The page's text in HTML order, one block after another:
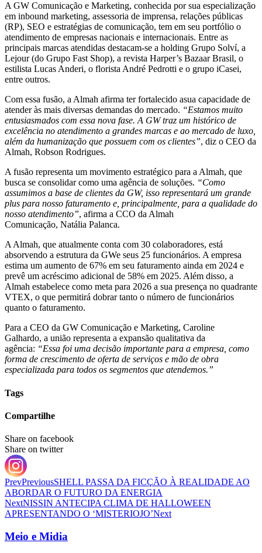
A GW Comunicação e Marketing, conhecida por sua especialização
em inbound marketing, assessoria de imprensa, relações públicas
(RP), SEO e estratégias de comunicação, tem em seu portfólio o
atendimento de empresas nacionais e internacionais. Entre as
principais marcas atendidas destacam-se a holding Grupo Solví, a
Lejour (do Grupo Fast Shop), a revista Harper’s Bazaar Brasil, o
estilista Lucas Anderi, o florista André Pedrotti e o grupo iCasei,
entre outros.
Com essa fusão, a Almah afirma ter fortalecido asua capacidade de
atender às mais diversas demandas do mercado. “Estamos muito
entusiasmados com essa nova fase. A GW traz um histórico de
excelência no atendimento a grandes marcas e ao mercado de luxo,
além da humanização que possuem com os clientes”, diz o CEO da
Almah, Robson Rodrigues.
A fusão representa um movimento estratégico para a Almah, que
busca se consolidar como uma agência de soluções. “Como
assumimos a base de clientes da GW, isso representará um grande
plus para nosso faturamento e, principalmente, para a qualidade do
nosso atendimento”, afirma a CCO da Almah
Comunicação, Natália Palanca.
A Almah, que atualmente conta com 30 colaboradores, está
absorvendo a estrutura da GWe seus 25 funcionários. A empresa
estima um aumento de 67% em seu faturamento ainda em 2024 e
prevê um acréscimo adicional de 58% em 2025. Além disso, a
Almah estabelece como meta para 2026 a sua presença no quadrante
VTEX, o que permitirá dobrar tanto o número de funcionários
quanto o faturamento.
Para a CEO da GW Comunicação e Marketing, Caroline
Galhardo, a união representa a expansão qualitativa da
agência: “Essa foi uma decisão importante para a empresa, como
forma de crescimento de oferta de serviços e mão de obra
especializada para todos os segmentos que atendemos.”
Tags
Compartilhe
Share on facebook
Share on twitter
PrevPreviousSHELL PASSA DA FICÇÃO À REALIDADE AO
ABORDAR O FUTURO DA ENERGIA
NextNISSIN ANTECIPA CLIMA DE HALLOWEEN
APRESENTANDO O ‘MISTERIOJO’Next
Meio e Midia